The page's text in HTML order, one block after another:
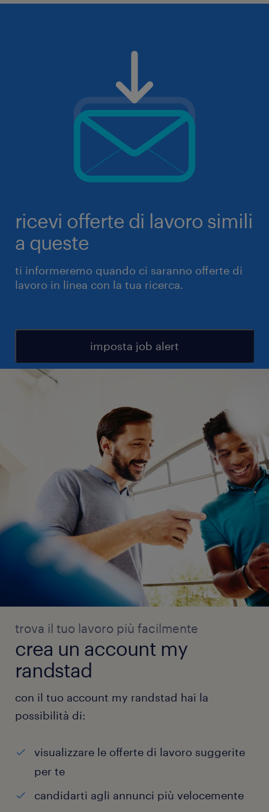
ricevi offerte di lavoro simili
a queste
ti informeremo quando ci saranno offerte di
lavoro in linea con la tua ricerca.
imposta job alert
trova il tuo lavoro più facilmente
crea un account my
randstad
con il tuo account my randstad hai la
possibilità di:
visualizzare le offerte di lavoro suggerite
per te
candidarti agli annunci più velocemente